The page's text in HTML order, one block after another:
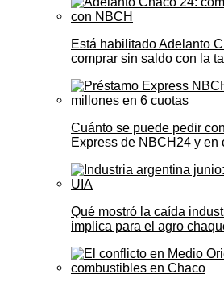
Está habilitado Adelanto
comprar sin saldo con la
Cuánto se puede pedir
Express de NBCH24 y en
Qué mostró la caída
implica para el agro